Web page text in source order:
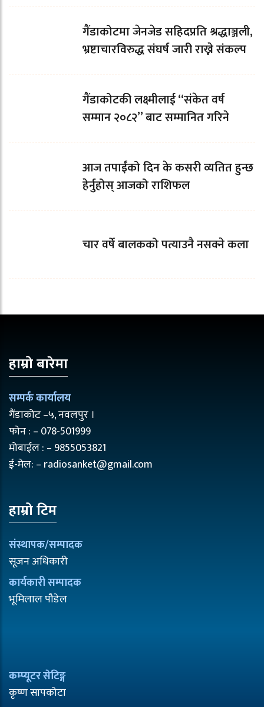
गैंडाकोटमा जेनजेड सहिदप्रति श्रद्धाञ्जली,
भ्रष्टाचारविरुद्ध संघर्ष जारी राख्ने संकल्प
गैंडाकोटकी लक्ष्मीलाई “संकेत वर्ष
सम्मान २०८२” बाट सम्मानित गरिने
आज तपाईँको दिन के कसरी व्यतित हुन्छ
हेर्नुहोस् आजको राशिफल
चार वर्षे बालकको पत्याउनै नसक्ने कला
हाम्रो बारेमा
सम्पर्क कार्यालय
गैंडाकोट –५, नवलपुर ।
फोन : – 078-501999
मोबाईल : – 9855053821
ई-मेल: – radiosanket@gmail.com
हाम्रो टिम
संस्थापक/सम्पादक
सूजन अधिकारी
कार्यकारी सम्पादक
भूमिलाल पौडेल
कम्प्यूटर सेटिङ्ग
कृष्ण सापकोटा